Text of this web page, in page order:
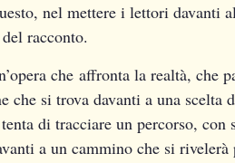
nel mettere i lettori davanti
racconto.
che affronta la realtà, che
che si trova davanti a una scelta
di tracciare un percorso,
a un cammino che si